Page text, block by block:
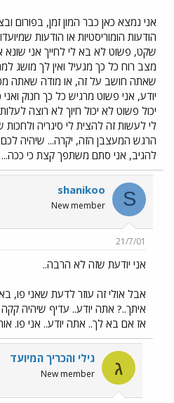
אני נמצא כאן כבר המון זמן, בפורום
הודעות הומוריסטיות או הודעות
שקט, פשוט לא בא לי לחייך אני שונא
מצב רוח כל כך מגעיל ואין לך מושג
שאתה חושב על זה, או מודה שאתה
יודע, אני פשוט מרגיש כל כך חנוק
יכול פשוט לא יכול חיוך לא רוצה
לי לעשות זה להצית לי סיגריה
הרגש המעצבן הזה, יקרה... שיהיה
להגיב, אני סתם משתפך קצת כי ככה...
S
shanikoo
New member
21/7/01
אני יודעת שזה לא הרבה..
אבל אולי זה עוזר לדעת שאני פו,
איתך..? אתה יודע.. עדיף שיהיה
אז אם בא לך.. אתה יודע.. אני פו.
ג גילי והכריך המיועד
New member